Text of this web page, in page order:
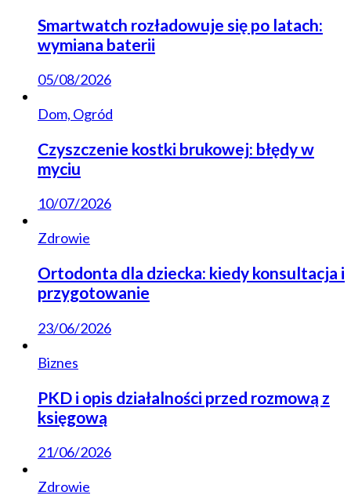
Smartwatch rozładowuje się po latach:
wymiana baterii
05/08/2026
Dom, Ogród
Czyszczenie kostki brukowej: błędy w
myciu
10/07/2026
Zdrowie
Ortodonta dla dziecka: kiedy konsultacja i
przygotowanie
23/06/2026
Biznes
PKD i opis działalności przed rozmową z
księgową
21/06/2026
Zdrowie